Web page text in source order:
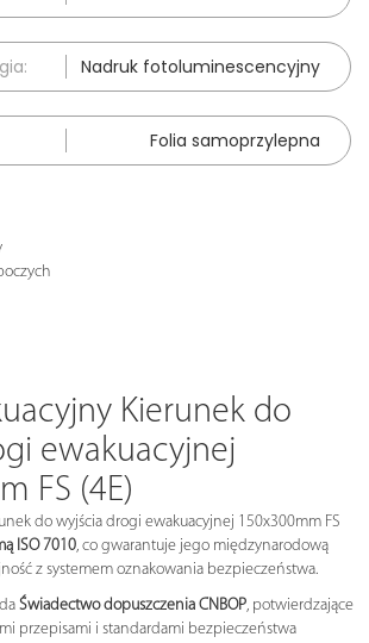
Nadruk fotoluminescencyjny
Folia samoprzylepna
Kierunek do
ewakuacyjnej
FS (4E)
do wyjścia drogi ewakuacyjnej 150x300mm FS
ISO 7010, co gwarantuje jego międzynarodową
z systemem oznakowania bezpieczeństwa.
Świadectwo dopuszczenia CNBOP, potwierdzające
przepisami i standardami bezpieczeństwa